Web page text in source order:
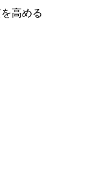
高める